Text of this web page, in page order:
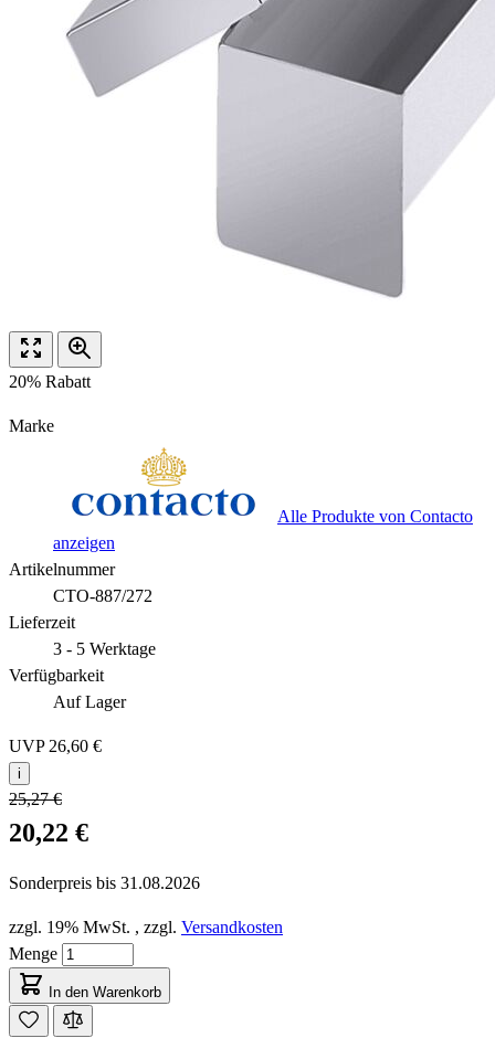
20% Rabatt
Marke
Alle Produkte von Contacto
anzeigen
Artikelnummer
CTO-887/272
Lieferzeit
3 - 5 Werktage
Verfügbarkeit
Auf Lager
UVP 26,60 €
i
25,27 €
20,22 €
Sonderpreis bis 31.08.2026
zzgl. 19% MwSt. , zzgl. Versandkosten
Menge
In den Warenkorb